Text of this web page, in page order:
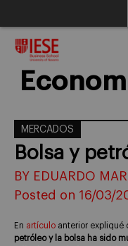
MERCADOS
Bolsa y
BY EDUARDO
Posted on 16/03/
En artículo anterior expliqué
petróleo y la bolsa ha sido